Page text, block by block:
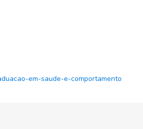
em-saude-e-comportamento